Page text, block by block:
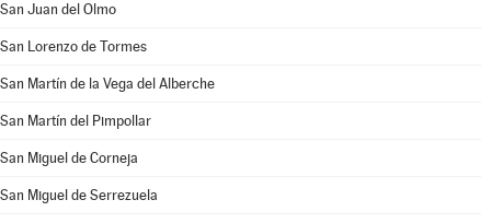
San Juan del Olmo
San Lorenzo de Tormes
San Martín de la Vega del Alberche
San Martín del Pimpollar
San Miguel de Corneja
San Miguel de Serrezuela